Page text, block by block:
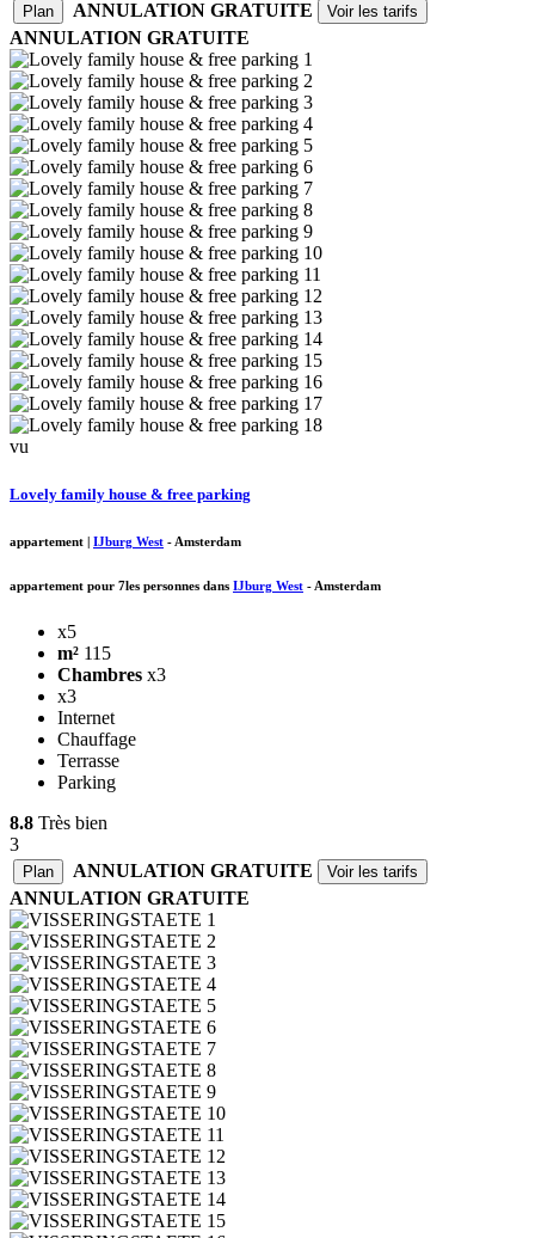
Plan ANNULATION GRATUITE Voir les tarifs
ANNULATION GRATUITE
vu
Lovely family house & free parking
appartement | IJburg West - Amsterdam
appartement pour 7les personnes dans IJburg West - Amsterdam
x5
m² 115
Chambres x3
x3
Internet
Chauffage
Terrasse
Parking
8.8 Très bien
3
Plan ANNULATION GRATUITE Voir les tarifs
ANNULATION GRATUITE